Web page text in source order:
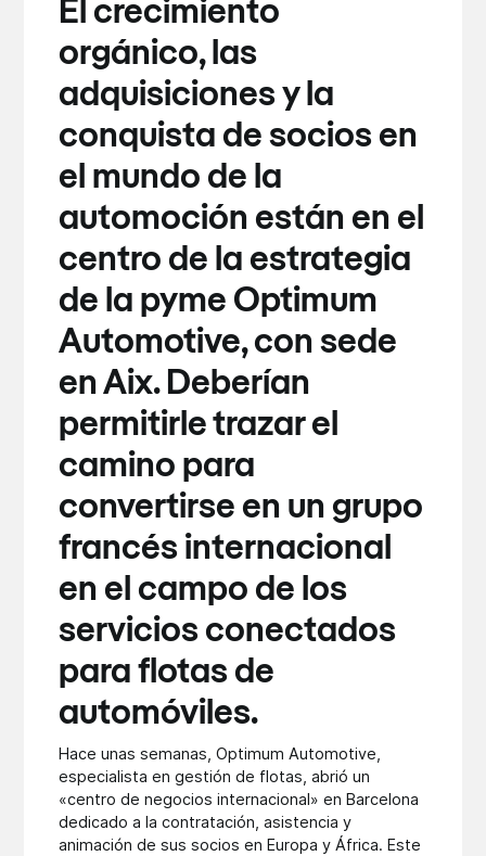
El crecimiento
orgánico, las
adquisiciones y la
conquista de socios en
el mundo de la
automoción están en el
centro de la estrategia
de la pyme Optimum
Automotive, con sede
en Aix. Deberían
permitirle trazar el
camino para
convertirse en un grupo
francés internacional
en el campo de los
servicios conectados
para flotas de
automóviles.
Hace unas semanas, Optimum Automotive,
especialista en gestión de flotas, abrió un
«centro de negocios internacional» en Barcelona
dedicado a la contratación, asistencia y
animación de sus socios en Europa y África. Este